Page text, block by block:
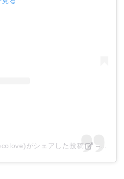
がシェアした投稿 –